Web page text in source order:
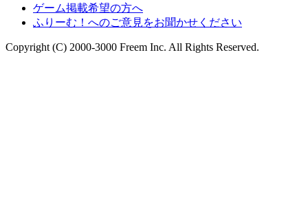
ゲーム掲載希望の方へ
ふりーむ！へのご意見をお聞かせください
Copyright (C) 2000-3000 Freem Inc. All Rights Reserved.